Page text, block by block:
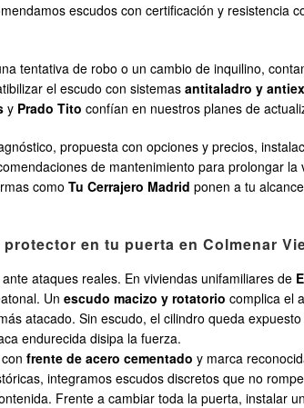
escudos con certificación y resistencia
tentativa de robo o un cambio de inquilino,
el escudo con sistemas antitaladro y
y Prado Tito confían en nuestros planes de
propuesta con opciones y precios,
de mantenimiento para prolongar
como Tu Cerrajero Madrid ponen a tu
en tu puerta en Colmenar
ataques reales. En viviendas unifamiliares de
Unescudo macizo y rotatorio complica el
atacado. Sin escudo, el cilindro queda
endurecida disipa la fuerza.
confrente de acero cementado y marca
integramos escudos discretos que no
Frente a cambiar toda la puerta, instalar